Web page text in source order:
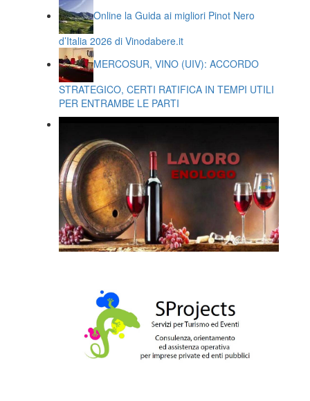
Online la Guida ai migliori Pinot Nero
d’Italia 2026 di Vinodabere.it
MERCOSUR, VINO (UIV): ACCORDO
STRATEGICO, CERTI RATIFICA IN TEMPI UTILI
PER ENTRAMBE LE PARTI